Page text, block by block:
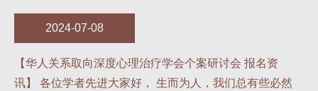
2024-07-08
【华人关系取向深度心理治疗学会个案研讨会 报名资
讯】 各位学者先进大家好， 生而为人，我们总有些必然